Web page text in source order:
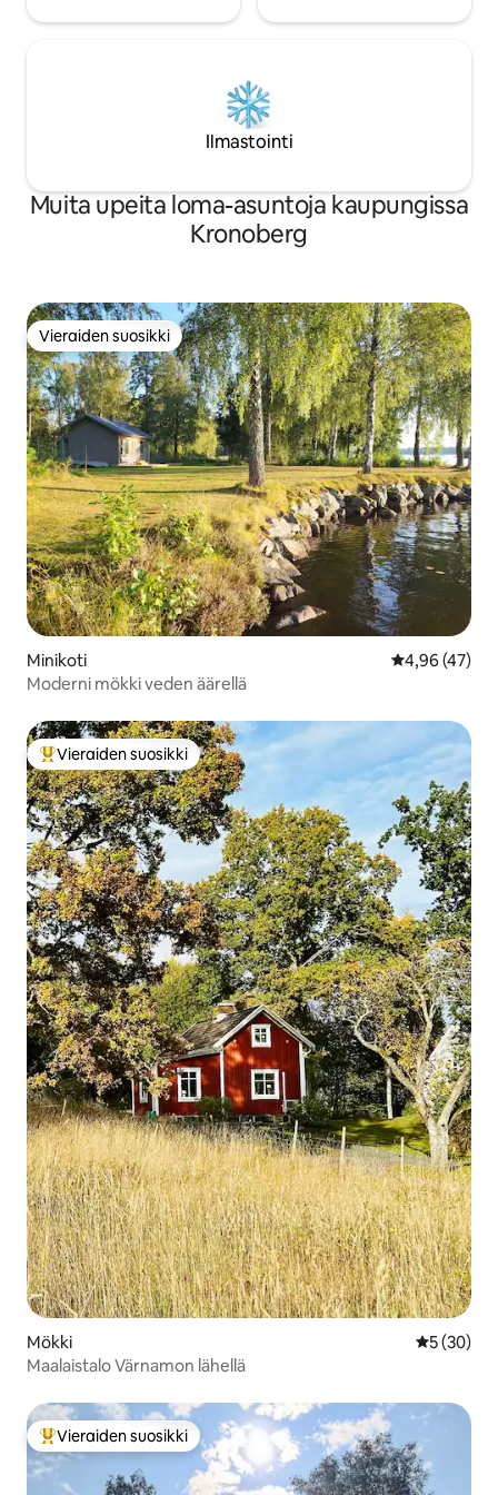
Ilmastointi
Muita upeita loma-asuntoja kaupungissa
Kronoberg
Vieraiden suosikki
Vieraiden suosikki
Minikoti
4,96 (47)
Moderni mökki veden äärellä
Vieraiden suosikkien parhaimmistoa
Vieraiden suosikki
Mökki
5 (30)
Maalaistalo Värnamon lähellä
Vieraiden suosikkien parhaimmistoa
Vieraiden suosikki